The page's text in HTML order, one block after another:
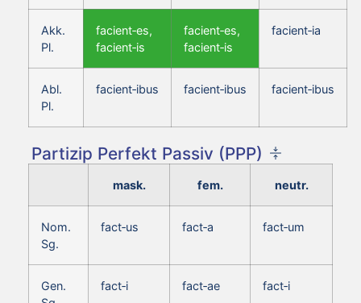
Akk.
Pl.
facient‑es,
facient‑is
facient‑es,
facient‑is
facient‑ia
Abl.
Pl.
facient‑ibus facient‑ibus facient‑ibus
Partizip Perfekt Passiv (PPP)
mask. fem. neutr.
Nom.
Sg.
fact‑us fact‑a fact‑um
Gen.
fact‑i fact‑ae fact‑i